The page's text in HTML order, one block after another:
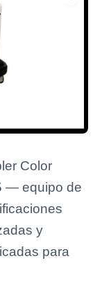
Color
— equipo de
y
para